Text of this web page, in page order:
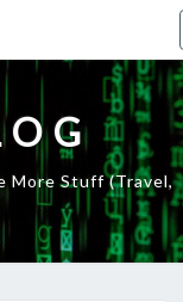
More Stuff (travel,